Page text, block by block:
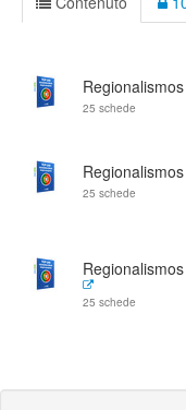
25 schede
25 schede
25 schede